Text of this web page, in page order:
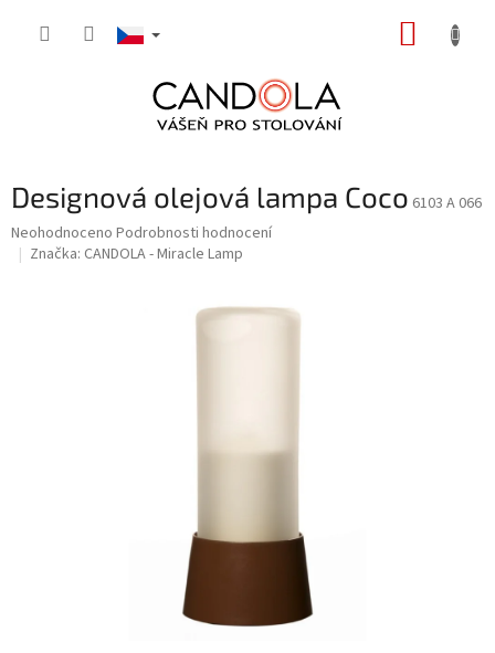
Designová olejová lampa Coco 6103 A 066
Průměrné
hodnocení
Neohodnoceno Podrobnosti hodnocení
Značka: CANDOLA - Miracle Lamp